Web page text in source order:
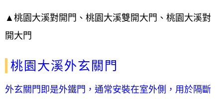
▲桃園大溪對開門、 桃園大溪雙開大門、 桃園大溪對
開大門
桃園大溪外玄關門
外玄關門即是外鐵門，通常安裝在室外側，用於隔斷